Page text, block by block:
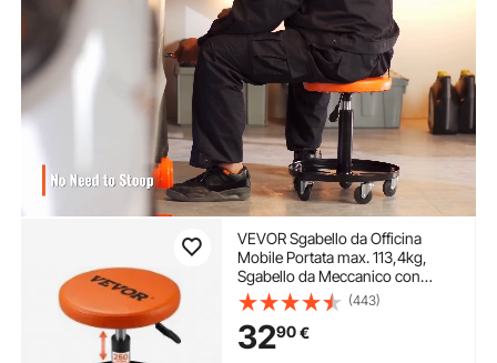
VEVOR Sgabello da Officina
Mobile Portata max. 113,4kg,
Sgabello da Meccanico con
Rotelle Altezza Regolabile da
Officina con Vassoio Porta
Attrezzi, Sedia per Riparazione
Auto Moto da Garage Officina
(443)
3290€